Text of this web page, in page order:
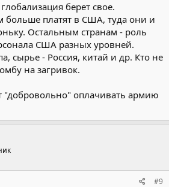
берет свое.
платят в США, туда они и
Остальным странам - роль
США разных уровней.
сырье - Россия, китай и др. Кто не
на загривок.
"добровольно" оплачивать армию
#9